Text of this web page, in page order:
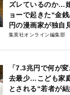
ズレているのか…
ョーで起きた“金
円の漫画家が独自
集英社オンライン編集部
「7.3兆円で何が
去最少…こども家
とされる“若者が